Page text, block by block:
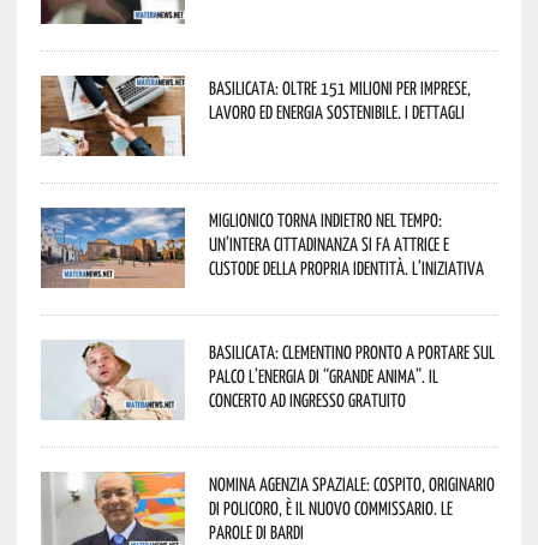
Basilicata: oltre 151 milioni per imprese,
lavoro ed energia sostenibile. I dettagli
Miglionico torna indietro nel tempo:
un’intera cittadinanza si fa attrice e
custode della propria identità. L’iniziativa
Basilicata: Clementino pronto a portare sul
palco l’energia di “Grande Anima”. Il
concerto ad ingresso gratuito
Nomina Agenzia Spaziale: Cospito, originario
di Policoro, è il nuovo commissario. Le
parole di Bardi